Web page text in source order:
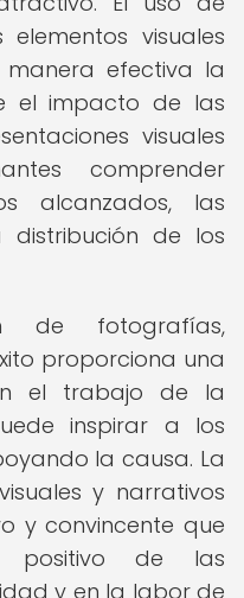
visuales
efectiva la
el impacto de las
visuales
comprender
alcanzados, las
de los
de fotografías,
proporciona una
el trabajo de la
inspirar a los
la causa. La
y narrativos
y convincente que
positivo de las
y en la labor de